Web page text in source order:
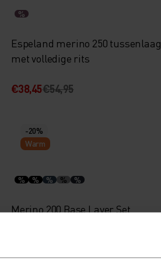
%
Espeland merino 250 tussenlaag
met volledige rits
€38,45€54,95
-20%
Warm
% % % % %
Merino 200 Base Layer Set
€75,95€94,95